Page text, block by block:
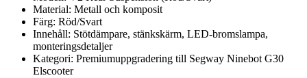
Material: Metall och komposit
Färg: Röd/Svart
Innehåll: Stötdämpare, stänkskärm, LED-bromslampa,
monteringsdetaljer
Kategori: Premiumuppgradering till Segway Ninebot G30
Elscooter